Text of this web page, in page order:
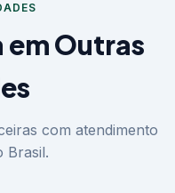
Outras
com atendimento
Brasil.